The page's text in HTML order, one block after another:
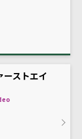
ーストエイ